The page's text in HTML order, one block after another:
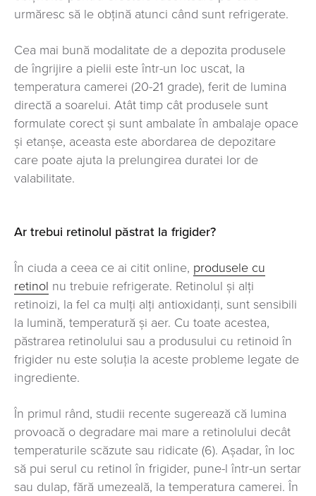
urmăresc să le obțină atunci când sunt refrigerate.
Cea mai bună modalitate de a depozita produsele
de îngrijire a pielii este într-un loc uscat, la
temperatura camerei (20-21 grade), ferit de lumina
directă a soarelui. Atât timp cât produsele sunt
formulate corect și sunt ambalate în ambalaje opace
și etanșe, aceasta este abordarea de depozitare
care poate ajuta la prelungirea duratei lor de
valabilitate.
Ar trebui retinolul păstrat la frigider?
În ciuda a ceea ce ai citit online, produsele cu
retinol nu trebuie refrigerate. Retinolul și alți
retinoizi, la fel ca mulți alți antioxidanți, sunt sensibili
la lumină, temperatură și aer. Cu toate acestea,
păstrarea retinolului sau a produsului cu retinoid în
frigider nu este soluția la aceste probleme legate de
ingrediente.
În primul rând, studii recente sugerează că lumina
provoacă o degradare mai mare a retinolului decât
temperaturile scăzute sau ridicate (6). Așadar, în loc
să pui serul cu retinol în frigider, pune-l într-un sertar
sau dulap, fără umezeală, la temperatura camerei. În